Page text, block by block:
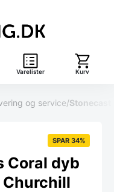
Varelister Kurv
og service/Stonecast
SPAR 34%
Coral dyb
Churchill